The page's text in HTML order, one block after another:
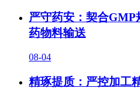
严守药安：契合GMP
药物料输送
08-04
精琢提质：严控加工